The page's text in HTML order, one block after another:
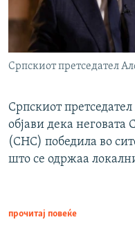
Српскиот претседател
Српскиот
објави дека неговата
(СНС) победила во
што се одржаа
прочитај повеќе